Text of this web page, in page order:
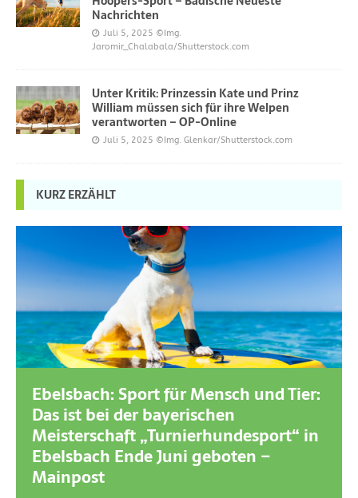
Nachrichten
Juli 5, 2025 ©Img.
Jaromir_Chalabala/Shutterstock.com
Unter Kritik: Prinzessin Kate und Prinz
William müssen sich für ihre Welpen
verantworten – OP-Online
Juli 5, 2025 ©Img. Glenkar/Shutterstock.com
KURZ ERZÄHLT
Ebelsbach: Sport für Mensch und Tier:
Das ist bei der bayerischen
Meisterschaft „Turnierhundesport“ in
Ebelsbach Ende Juni geboten –
Mainpost